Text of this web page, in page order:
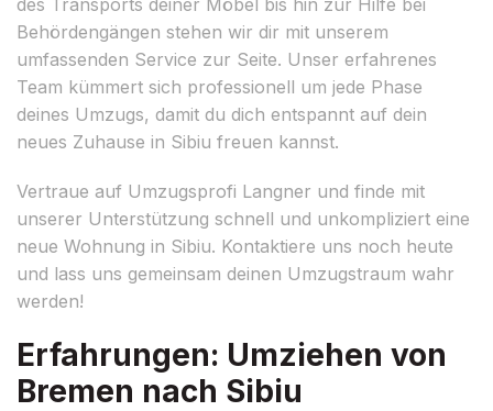
Behördengängen stehen wir dir mit unserem
umfassenden Service zur Seite. Unser erfahrenes
Team kümmert sich professionell um jede Phase
deines Umzugs, damit du dich entspannt auf dein
neues Zuhause in Sibiu freuen kannst.
Vertraue auf Umzugsprofi Langner und finde mit
unserer Unterstützung schnell und unkompliziert eine
neue Wohnung in Sibiu. Kontaktiere uns noch heute
und lass uns gemeinsam deinen Umzugstraum wahr
werden!
Erfahrungen: Umziehen von
Bremen nach Sibiu